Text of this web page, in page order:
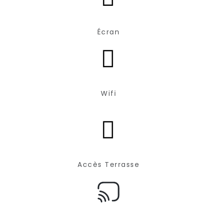
Écran
Wifi
Accès Terrasse